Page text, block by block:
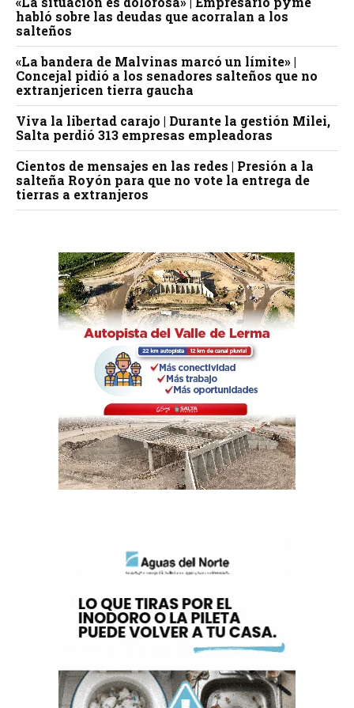
habló sobre las deudas que acorralan a los
salteños
«La bandera de Malvinas marcó un límite» |
Concejal pidió a los senadores salteños que no
extranjericen tierra gaucha
Viva la libertad carajo | Durante la gestión Milei,
Salta perdió 313 empresas empleadoras
Cientos de mensajes en las redes | Presión a la
salteña Royón para que no vote la entrega de
tierras a extranjeros